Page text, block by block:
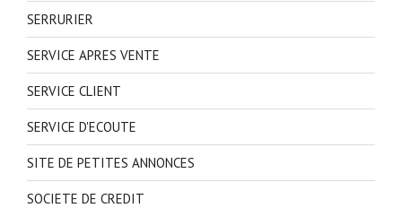
SERRURIER
SERVICE APRES VENTE
SERVICE CLIENT
SERVICE D'ECOUTE
SITE DE PETITES ANNONCES
SOCIETE DE CREDIT